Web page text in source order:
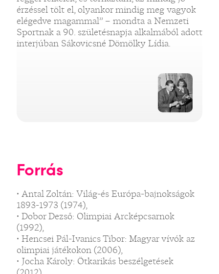
érzéssel tölt el, olyankor mindig meg vagyok
elégedve magammal” – mondta a Nemzeti
Sportnak a 90. születésnapja alkalmából adott
interjúban Sákovicsné Dömölky Lídia.
Forrás
• Antal Zoltán: Világ-és Európa-bajnokságok
1893-1973 (1974),
• Dobor Dezső: Olimpiai Arcképcsarnok
(1992),
• Hencsei Pál-Ivanics Tibor: Magyar vívók az
olimpiai játékokon (2006),
• Jocha Károly: Ötkarikás beszélgetések